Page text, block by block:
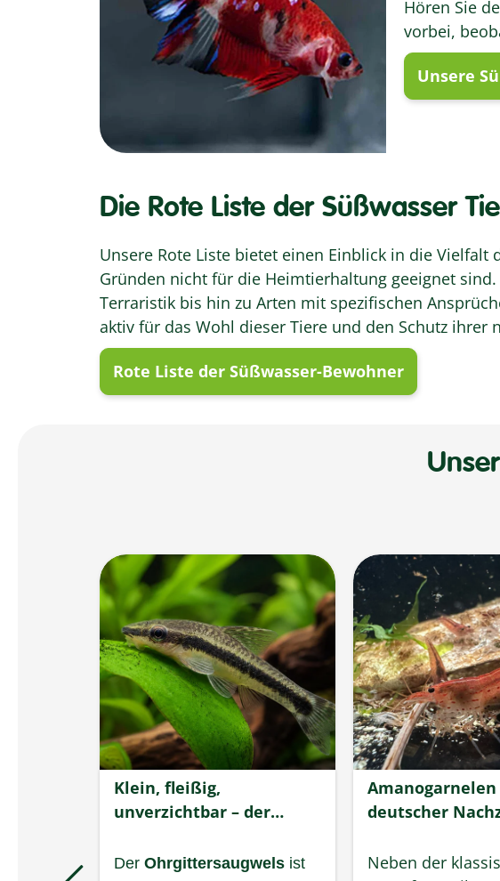
Hören Sie
vorbei,
Unsere
Die Rote Liste der Süßwasser
Unsere Rote Liste bietet einen Einblick in die Vielfalt
Gründen nicht für die Heimtierhaltung geeignet
Terraristik bis hin zu Arten mit spezifischen
aktiv für das Wohl dieser Tiere und den Schutz ihrer
Rote Liste der Süßwasser-Bewohner
Klein, fleißig,
unverzichtbar – der
Der Ohrgittersaugwels ist
Amanogarnelen
deutscher
Neben der